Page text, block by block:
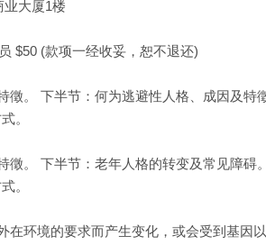
业大厦1楼
$50 (款项一经收妥，恕不退还)
徵。 下半节：何为逃避性人格、成因及特
。
徵。 下半节：老年人格的转变及常见障碍
。
在环境的要求而产生变化，或会受到基因